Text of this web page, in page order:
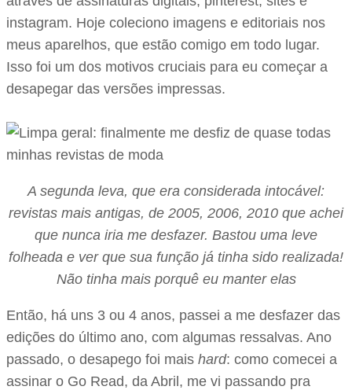
instagram. Hoje coleciono imagens e editoriais nos
meus aparelhos, que estão comigo em todo lugar.
Isso foi um dos motivos cruciais para eu começar a
desapegar das versões impressas.
A segunda leva, que era considerada intocável:
revistas mais antigas, de 2005, 2006, 2010 que achei
que nunca iria me desfazer. Bastou uma leve
folheada e ver que sua função já tinha sido realizada!
Não tinha mais porquê eu manter elas
Então, há uns 3 ou 4 anos, passei a me desfazer das
edições do último ano, com algumas ressalvas. Ano
passado, o desapego foi mais hard: como comecei a
assinar o Go Read, da Abril, me vi passando pra